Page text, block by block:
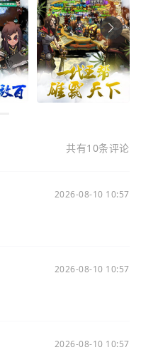
共有10条评论
2026-08-10 10:57
2026-08-10 10:57
2026-08-10 10:57